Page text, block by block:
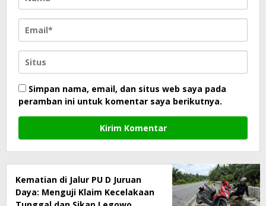
Simpan nama, email, dan situs web saya pada
peramban ini untuk komentar saya berikutnya.
Kematian di Jalur PU D Juruan
Daya: Menguji Klaim Kecelakaan